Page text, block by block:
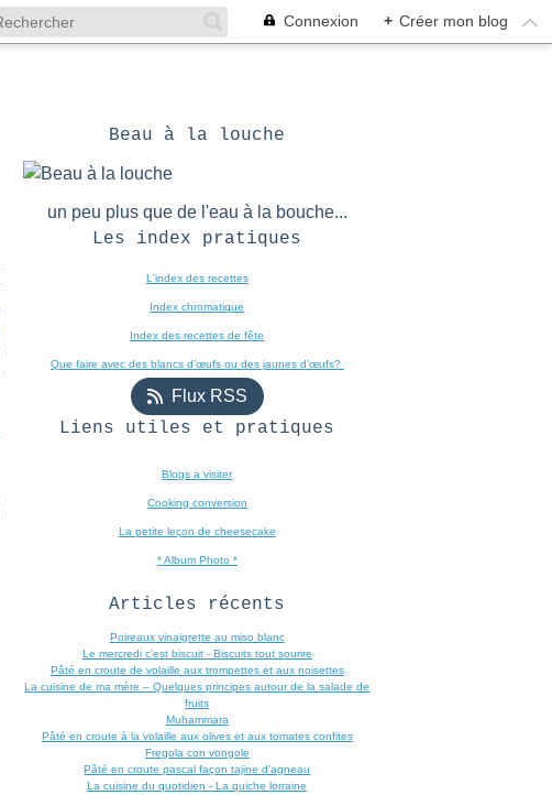
Connexion + Créer mon blog
Beau à la louche
un peu plus que de l'eau à la bouche...
Les index pratiques
L'index des recettes
Index chromatique
Index des recettes de fête
Que faire avec des blancs d’œufs ou des jaunes d’œufs?
Flux RSS
Liens utiles et pratiques
Blogs a visiter
Cooking conversion
La petite leçon de cheesecake
* Album Photo *
Articles récents
Poireaux vinaigrette au miso blanc
Le mercredi c'est biscuit - Biscuits tout sourire
Pâté en croute de volaille aux trompettes et aux noisettes
La cuisine de ma mère – Quelques principes autour de la salade de
fruits
Muhammara
Pâté en croute à la volaille aux olives et aux tomates confites
Fregola con vongole
Pâté en croute pascal façon tajine d’agneau
La cuisine du quotidien - La quiche lorraine